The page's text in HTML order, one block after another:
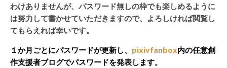
わけありませんが、パスワード無しの枠でも楽しめるように
は努力して書かせていただきますので、よろしければ閲覧し
てもらえれば幸いです。
１か月ごとにパスワードが更新し、 pixivfanbox内の任意創
作支援者ブログでパスワードを発表します。